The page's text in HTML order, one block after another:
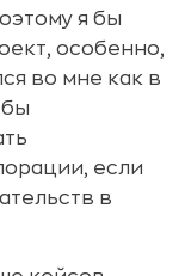
я бы
особенно,
во мне как в
бы
если
в